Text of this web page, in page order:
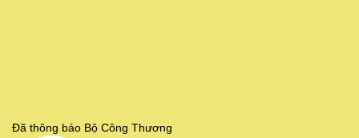
Đã thông báo Bộ Công Thương